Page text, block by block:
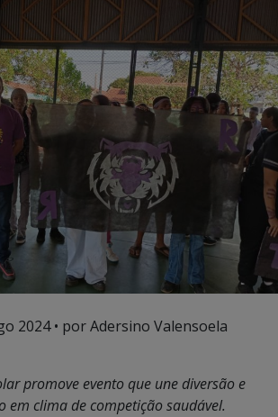
2024• por Adersino Valensoela
promove evento que une diversão e
em clima de competição saudável.